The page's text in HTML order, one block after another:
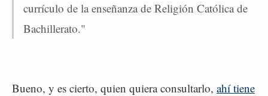
currículo de la enseñanza de Religión Católica de
Bachillerato."
Bueno, y es cierto, quien quiera consultarlo, ahí tiene